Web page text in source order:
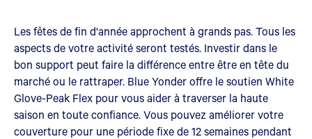
Les fêtes de fin d'année approchent à grands pas. Tous les
aspects de votre activité seront testés. Investir dans le
bon support peut faire la différence entre être en tête du
marché ou le rattraper. Blue Yonder offre le soutien White
Glove-Peak Flex pour vous aider à traverser la haute
saison en toute confiance. Vous pouvez améliorer votre
couverture pour une période fixe de 12 semaines pendant